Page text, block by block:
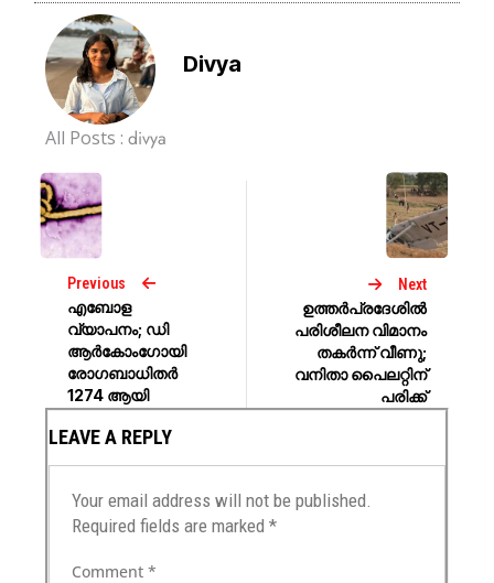
Divya
All Posts :divya
Previous
എബോള
വ്യാപനം; ഡി
ആർകോംഗോയി
രോഗബാധിതർ
1274 ആയി
Next
ഉത്തര്‍പ്രദേശില്‍
പരിശീലന വിമാനം
തകര്‍ന്ന് വീണു;
വനിതാ പൈലറ്റിന്
പരിക്ക്
LEAVE A REPLY
Your email address will not be published.
Required fields are marked*
Comment*